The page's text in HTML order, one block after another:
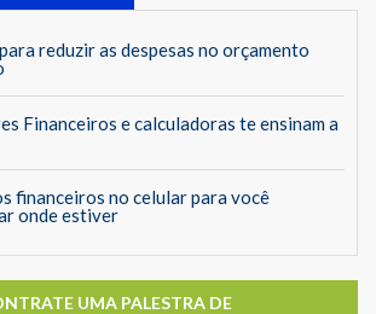
reduzir as despesas no orçamento
Financeiros e calculadoras te ensinam a
financeiros no celular para você
onde estiver
UMA PALESTRA DE